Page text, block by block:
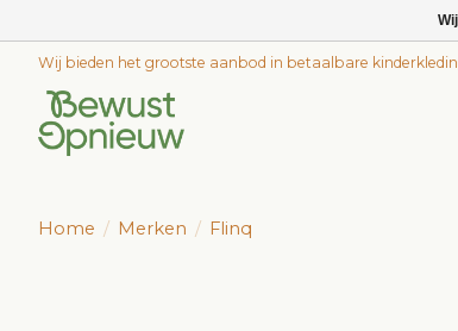
Wij bieden het grootste aanbod in betaalbare
Home / Merken / Flinq